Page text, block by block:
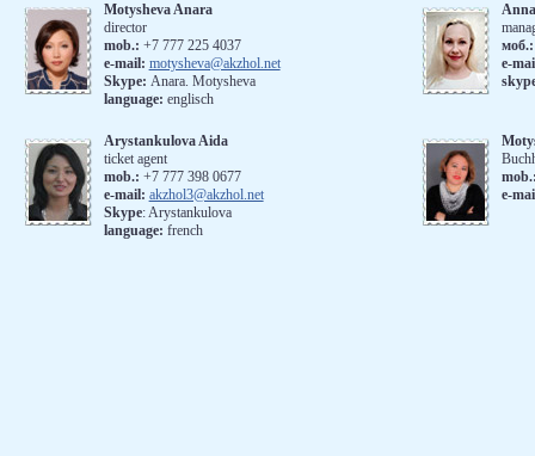
Motysheva Anara
director
mob.: +7 777 225 4037
e-mail: motysheva@akzhol.net
Skype: Anara. Motysheva
language: englisch
е-
Arystankulova Aida
ticket agent
mob.: +7 777 398 0677
e-mail: akzhol3@akzhol.net
Skype: Arystankulova
language: french
e-